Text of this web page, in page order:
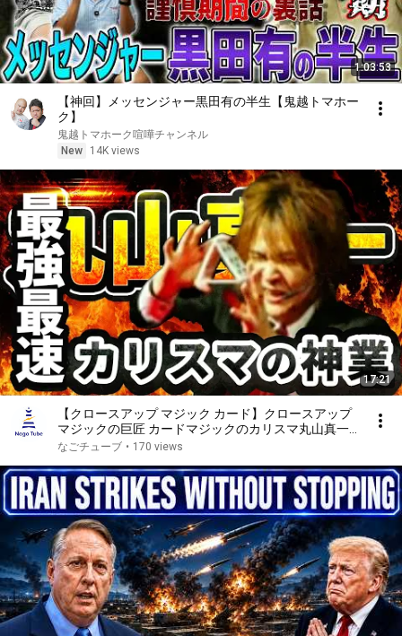
1:03:53
【神回】メッセンジャー黒田有の半生【鬼越トマホー
ク】
鬼越トマホーク喧嘩チャンネル
New
14K views
17:21
【クロースアップ マジック カード】クロースアップ
マジックの巨匠 カードマジックのカリスマ丸山真一
が登場！！
なごチューブ • 170 views